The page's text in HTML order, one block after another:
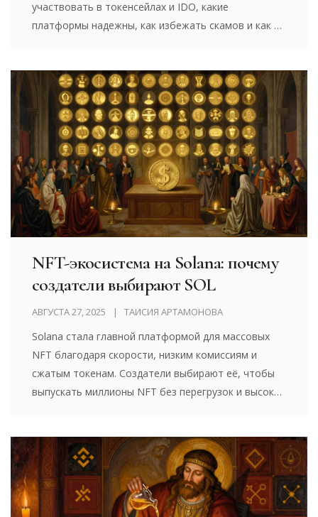
участвовать в токенсейлах и IDO, какие
платформы надежны, как избежать скамов и как не
NFT-экосистема на Solana: почему
создатели выбирают SOL
АВГУСТА 27, 2025 ТАИСИЯ АРТАМОНОВА
Solana стала главной платформой для массовых
NFT благодаря скорости, низким комиссиям и
сжатым токенам. Создатели выбирают её, чтобы
выпускать миллионы NFT без перегрузок и высоких